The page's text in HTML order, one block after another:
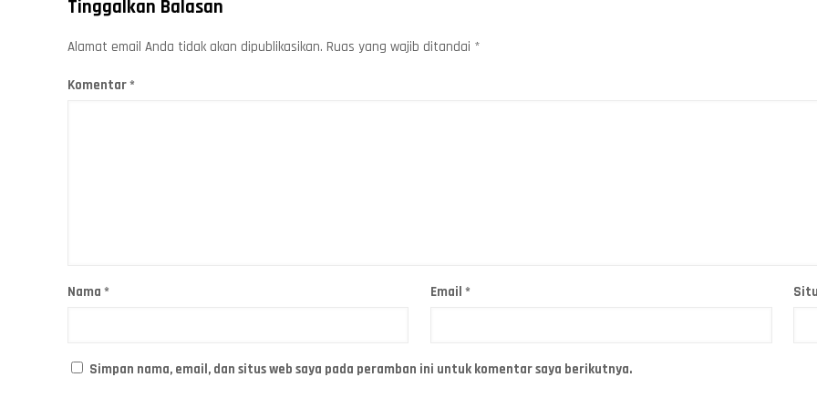
Tinggalkan Balasan
Alamat email Anda tidak akan dipublikasikan. Ruas yang wajib ditandai *
Komentar*
Nama* Email*
Simpan nama, email, dan situs web saya pada peramban ini untuk komentar saya berikutnya.